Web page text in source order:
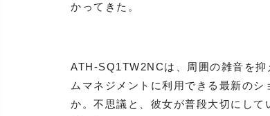
かってきた。
ATH-SQ1TW2NCは、周囲の雑音を
ムマネジメントに利用できる最新の
か。不思議と、彼女が普段大切にし